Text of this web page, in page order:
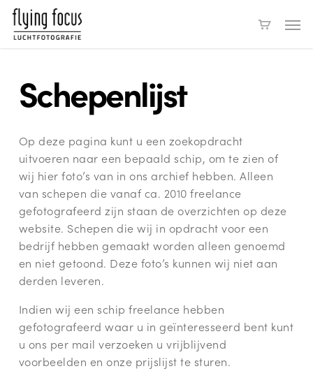
Skip
main
Schepenlijst
Op deze pagina kunt u een zoekopdracht
uitvoeren naar een bepaald schip, om te zien of
wij hier foto’s van in ons archief hebben. Alleen
van schepen die vanaf ca. 2010 freelance
gefotografeerd zijn staan de overzichten op deze
website. Schepen die wij in opdracht voor een
bedrijf hebben gemaakt worden alleen genoemd
en niet getoond. Deze foto’s kunnen wij niet aan
derden leveren.
Indien wij een schip freelance hebben
gefotografeerd waar u in geïnteresseerd bent kunt
u ons per mail verzoeken u vrijblijvend
voorbeelden en onze prijslijst te sturen.